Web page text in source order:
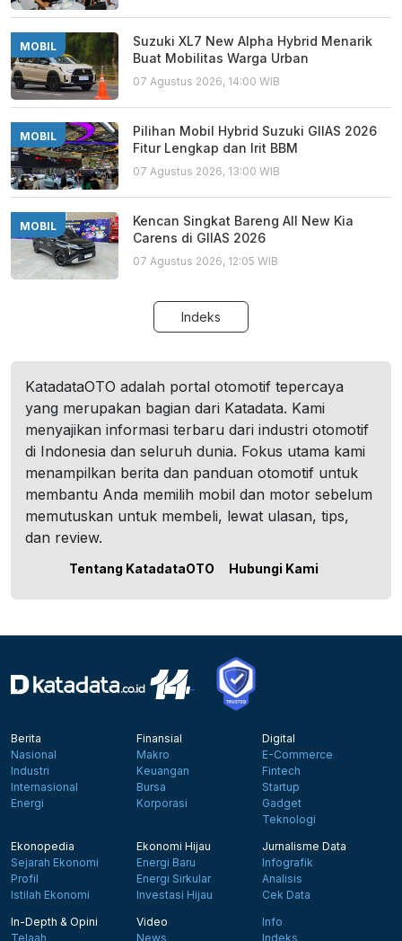
MOBIL
Suzuki XL7 New Alpha Hybrid Menarik
Buat Mobilitas Warga Urban
07 Agustus 2026, 14:00 WIB
MOBIL
Pilihan Mobil Hybrid Suzuki GIIAS 2026
Fitur Lengkap dan Irit BBM
07 Agustus 2026, 13:00 WIB
MOBIL
Kencan Singkat Bareng All New Kia
Carens di GIIAS 2026
07 Agustus 2026, 12:05 WIB
Indeks
KatadataOTO adalah portal otomotif tepercaya
yang merupakan bagian dari Katadata. Kami
menyajikan informasi terbaru dari industri otomotif
di Indonesia dan seluruh dunia. Fokus utama kami
menampilkan berita dan panduan otomotif untuk
membantu Anda memilih mobil dan motor sebelum
memutuskan untuk membeli, lewat ulasan, tips,
dan review.
Tentang KatadataOTO Hubungi Kami
Berita
Nasional
Industri
Internasional
Energi
Finansial
Makro
Keuangan
Bursa
Korporasi
Digital
E-Commerce
Fintech
Startup
Gadget
Teknologi
Ekonopedia
Sejarah Ekonomi
Profil
Istilah Ekonomi
Ekonomi Hijau
Energi Baru
Energi Sirkular
Investasi Hijau
Jurnalisme Data
Infografik
Analisis
Cek Data
In-Depth & Opini
Telaah
Video
News
Info
Indeks